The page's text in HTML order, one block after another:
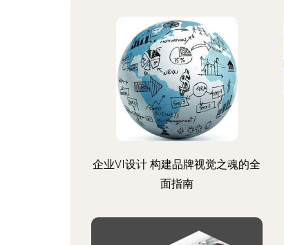
企业VI设计 构建品牌视觉之魂的全
面指南